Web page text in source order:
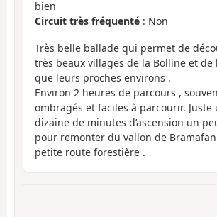
bien
Circuit très fréquenté : Non
Très belle ballade qui permet de
très beaux villages de la Bolline et de
que leurs proches environs .
Environ 2 heures de parcours ,
ombragés et faciles à parcourir. Juste
dizaine de minutes d’ascension un
pour remonter du vallon de Bramafan
petite route forestière .